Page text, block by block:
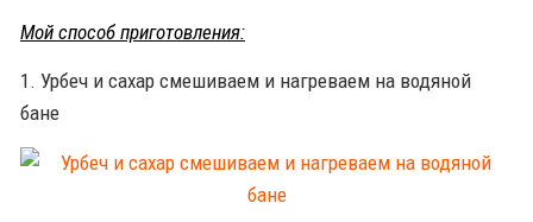
Мой способ приготовления:
1. Урбеч и сахар смешиваем и нагреваем на водяной
бане